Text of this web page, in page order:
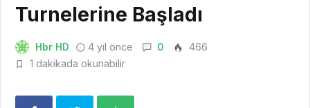
Turnelerine Başladı
Hbr HD 4 yıl önce 0
466
1 dakikada okunabilir